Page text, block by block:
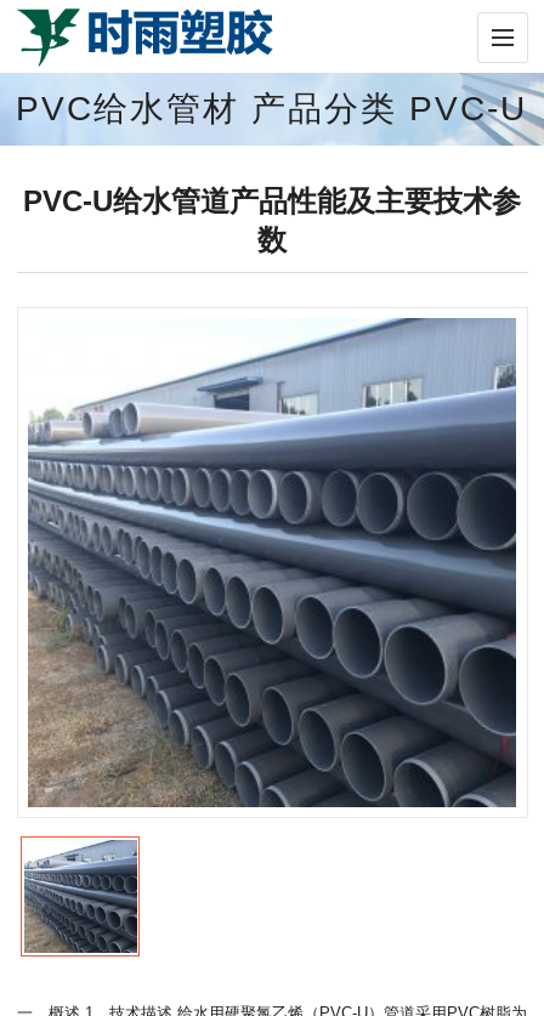
PVC给水管材 产品分类 PVC-U
给水管材 技术支持
PVC-U给水管道产品性能及主要技术参
数